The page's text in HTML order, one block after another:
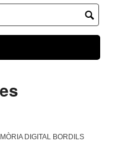
DIGITAL BORDILS